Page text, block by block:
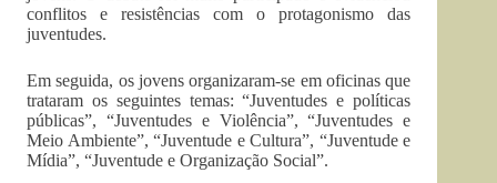
conflitos e resistências com o protagonismo das
juventudes.
Em seguida, os jovens organizaram-se em oficinas que
trataram os seguintes temas: “Juventudes e políticas
públicas”, “Juventudes e Violência”, “Juventudes e
Meio Ambiente”, “Juventude e Cultura”, “Juventude e
Mídia”, “Juventude e Organização Social”.